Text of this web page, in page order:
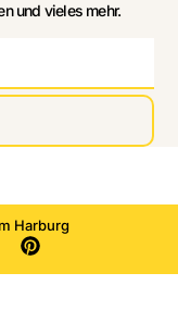
und vieles mehr.
Harburg